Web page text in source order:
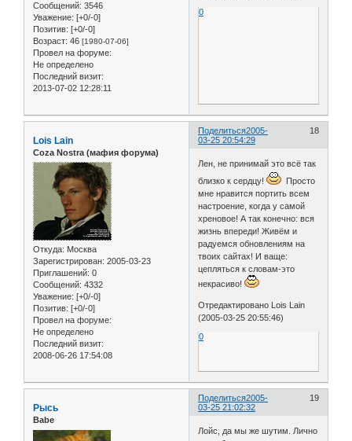
Сообщений: 3546
Уважение: [+0/-0]
Позитив: [+0/-0]
Возраст: 46 [1980-07-06]
Провел на форуме:
Не определено
Последний визит:
2013-07-02 12:28:11
0
Поделиться 18
2005-
03-25 20:54:29
Lois Lain
Coza Nostra (мафия форума)
Откуда: Москва
Зарегистрирован: 2005-03-23
Приглашений: 0
Сообщений: 4332
Уважение: [+0/-0]
Позитив: [+0/-0]
Провел на форуме:
Не определено
Последний визит:
2008-06-26 17:54:08
Лен, не принимай это всё так
близко к сердцу!
Просто
мне нравится портить всем
настроение, когда у самой
хреновое! А так конечно: вся
жизнь впереди! Живём и
радуемся обновлениям на
твоих сайтах! И ваще:
цепляться к словам-это
некрасиво!
Отредактировано Lois Lain
(2005-03-25 20:55:46)
0
Поделиться 19
2005-
03-25 21:02:32
Рысь
Babe
Лойс, да мы же шутим. Лично